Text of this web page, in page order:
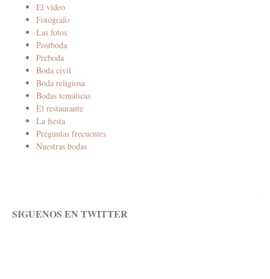
El vídeo
Fotógrafo
Las fotos
Postboda
Preboda
Boda civil
Boda religiosa
Bodas temáticas
El restaurante
La fiesta
Preguntas frecuentes
Nuestras bodas
SIGUENOS EN TWITTER